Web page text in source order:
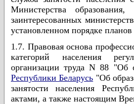
Министерства
заинтересованных
установленном порядке
1.7. Правовая основа
категорий населения
организации труда N 88 "Об
Республики Беларусь "Об
занятости населения
актами, а также настоящим